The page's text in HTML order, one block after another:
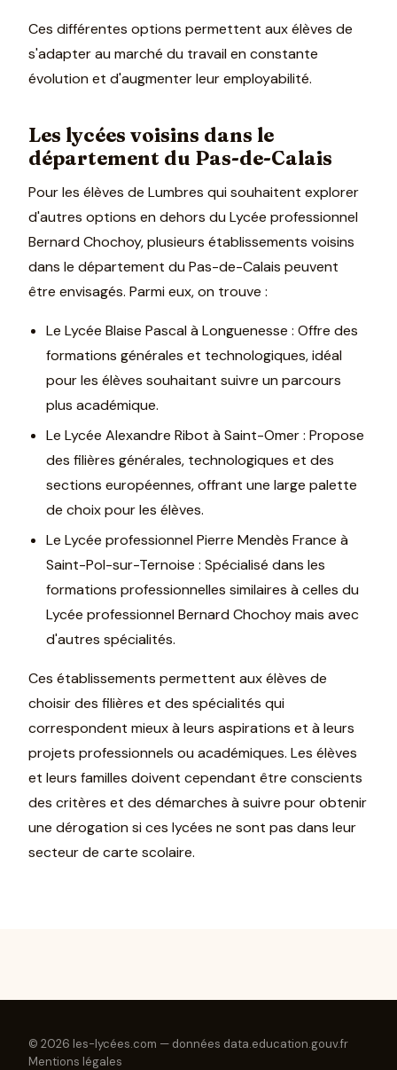
Ces différentes options permettent aux élèves de
s'adapter au marché du travail en constante
évolution et d'augmenter leur employabilité.
Les lycées voisins dans le
département du Pas-de-Calais
Pour les élèves de Lumbres qui souhaitent explorer
d'autres options en dehors du Lycée professionnel
Bernard Chochoy, plusieurs établissements voisins
dans le département du Pas-de-Calais peuvent
être envisagés. Parmi eux, on trouve :
Le Lycée Blaise Pascal à Longuenesse : Offre des
formations générales et technologiques, idéal
pour les élèves souhaitant suivre un parcours
plus académique.
Le Lycée Alexandre Ribot à Saint-Omer : Propose
des filières générales, technologiques et des
sections européennes, offrant une large palette
de choix pour les élèves.
Le Lycée professionnel Pierre Mendès France à
Saint-Pol-sur-Ternoise : Spécialisé dans les
formations professionnelles similaires à celles du
Lycée professionnel Bernard Chochoy mais avec
d'autres spécialités.
Ces établissements permettent aux élèves de
choisir des filières et des spécialités qui
correspondent mieux à leurs aspirations et à leurs
projets professionnels ou académiques. Les élèves
et leurs familles doivent cependant être conscients
des critères et des démarches à suivre pour obtenir
une dérogation si ces lycées ne sont pas dans leur
secteur de carte scolaire.
© 2026 les-lycées.com — données data.education.gouv.fr
Mentions légales